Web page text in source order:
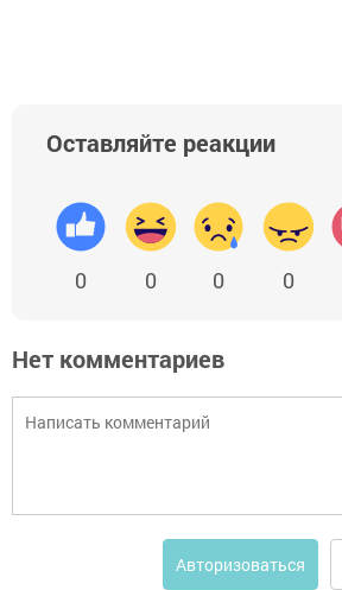
Оставляйте реакции
0 0 0 0
Нет комментариев
Авторизоваться